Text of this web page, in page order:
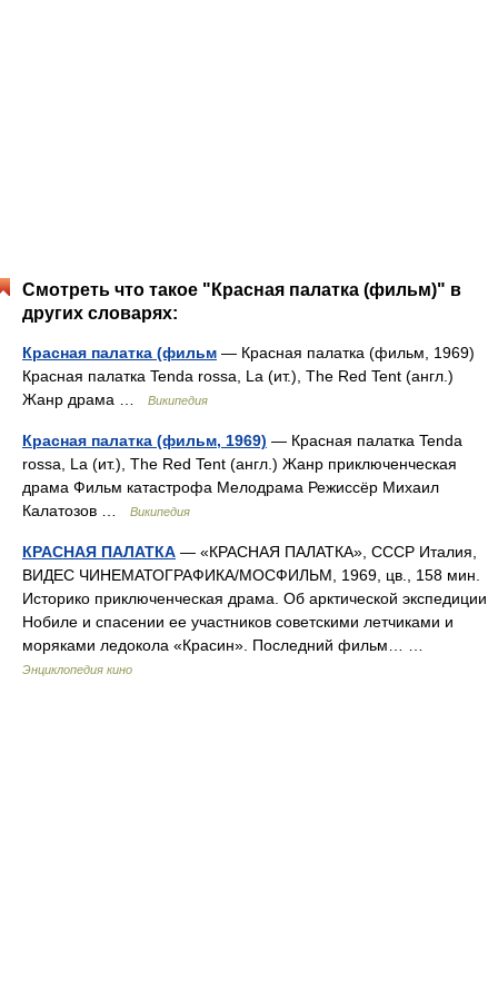
Смотреть что такое "Красная палатка (фильм)" в
других словарях:
Красная палатка (фильм — Красная палатка (фильм, 1969)
Красная палатка Tenda rossa, La (ит.), The Red Tent (англ.)
Жанр драма …
Википедия
Красная палатка (фильм, 1969) — Красная палатка Tenda
rossa, La (ит.), The Red Tent (англ.) Жанр приключенческая
драма Фильм катастрофа Мелодрама Режиссёр Михаил
Калатозов …
Википедия
КРАСНАЯ ПАЛАТКА — «КРАСНАЯ ПАЛАТКА», СССР Италия,
ВИДЕС ЧИНЕМАТОГРАФИКА/МОСФИЛЬМ, 1969, цв., 158 мин.
Историко приключенческая драма. Об арктической экспедиции
Нобиле и спасении ее участников советскими летчиками и
моряками ледокола «Красин». Последний фильм… …
Энциклопедия кино